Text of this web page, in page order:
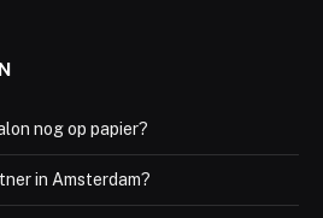
nog op papier?
in Amsterdam?